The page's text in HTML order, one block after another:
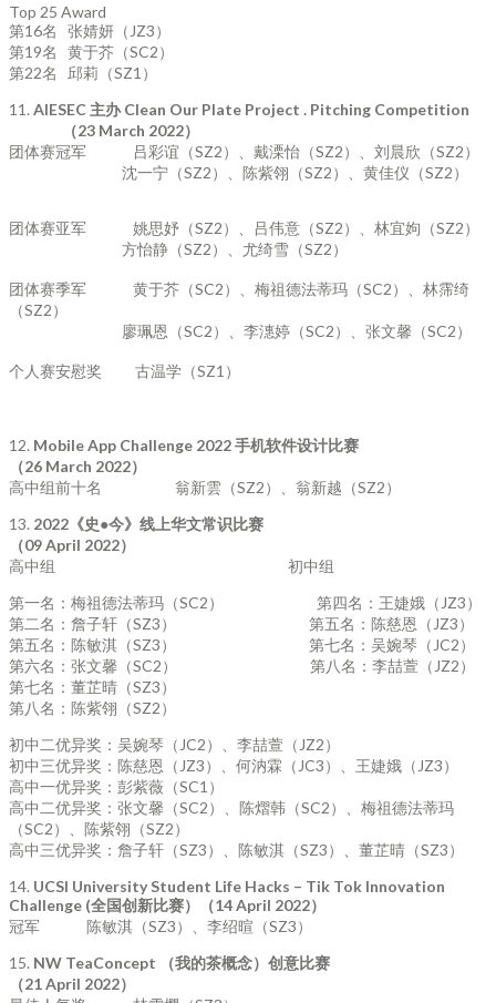
Top 25 Award
第16名 张婧妍（JZ3）
第19名 黄于芥（SC2）
第22名 邱莉（SZ1）
11. AIESEC 主办Clean Our Plate Project . Pitching Competition
（23 March 2022）
团体赛冠军 吕彩谊（SZ2）、戴溧怡（SZ2）、刘晨欣（SZ2）
沈一宁（SZ2）、陈紫翎（SZ2）、黄佳仪（SZ2）
团体赛亚军 姚思妤（SZ2）、吕伟意（SZ2）、林宜姁（SZ2）
方怡静（SZ2）、尤绮雪（SZ2）
团体赛季军 黄于芥（SC2）、梅祖德法蒂玛（SC2）、林霈绮
（SZ2）
廖珮恩（SC2）、李潓婷（SC2）、张文馨（SC2）
个人赛安慰奖 古温学（SZ1）
12. Mobile App Challenge 2022手机软件设计比赛
（26 March 2022）
高中组前十名 翁新雲（SZ2）、翁新越（SZ2）
13. 2022 《史●今》线上华文常识比赛
（09 April 2022）
高中组 初中组
第一名：梅祖德法蒂玛（SC2） 第四名：王婕娥（JZ3）
第二名：詹子轩（SZ3） 第五名：陈慈恩（JZ3）
第五名：陈敏淇（SZ3） 第七名：吴婉琴（JC2）
第六名：张文馨（SC2） 第八名：李喆萱（JZ2）
第七名：董芷晴（SZ3）
第八名：陈紫翎（SZ2）
初中二优异奖：吴婉琴（JC2）、李喆萱（JZ2）
初中三优异奖：陈慈恩（JZ3）、何汭霖（JC3）、王婕娥（JZ3）
高中一优异奖：彭紫薇（SC1）
高中二优异奖：张文馨（SC2）、陈熠韩（SC2）、梅祖德法蒂玛
（SC2）、陈紫翎（SZ2）
高中三优异奖：詹子轩（SZ3）、陈敏淇（SZ3）、董芷晴（SZ3）
14. UCSI University Student Life Hacks – Tik Tok Innovation
Challenge (全国创新比赛）（14 April 2022）
冠军 陈敏淇（SZ3）、李绍暄（SZ3）
15. NW TeaConcept （我的茶概念）创意比赛
（21 April 2022）